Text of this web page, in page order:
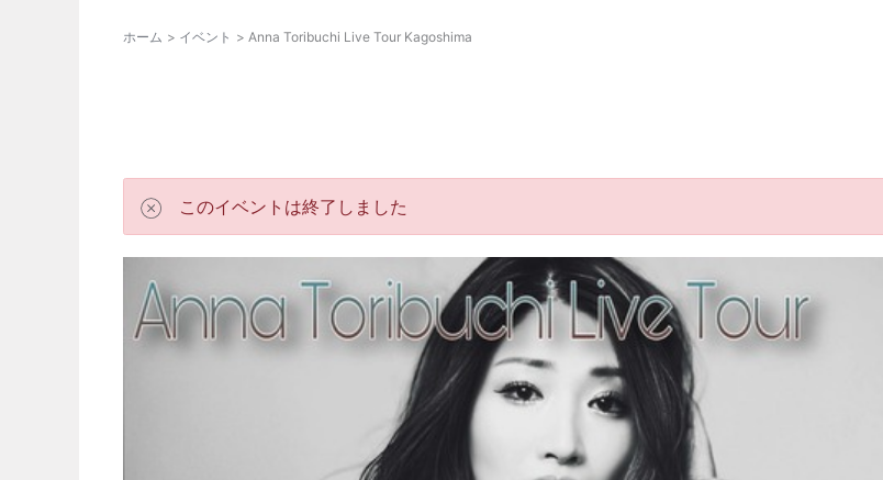
ホーム イベント Anna Toribuchi Live Tour Kagoshima
このイベントは終了しました